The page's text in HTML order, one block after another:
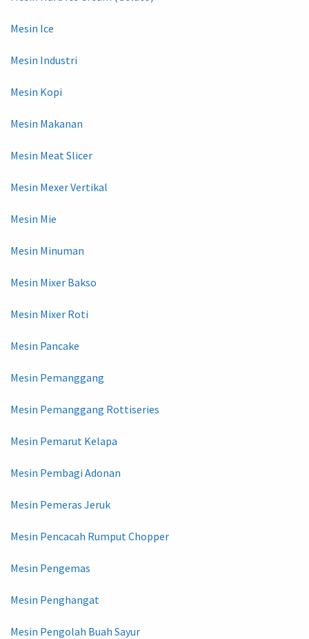
Mesin Ice
Mesin Industri
Mesin Kopi
Mesin Makanan
Mesin Meat Slicer
Mesin Mexer Vertikal
Mesin Mie
Mesin Minuman
Mesin Mixer Bakso
Mesin Mixer Roti
Mesin Pancake
Mesin Pemanggang
Mesin Pemanggang Rottiseries
Mesin Pemarut Kelapa
Mesin Pembagi Adonan
Mesin Pemeras Jeruk
Mesin Pencacah Rumput Chopper
Mesin Pengemas
Mesin Penghangat
Mesin Pengolah Buah Sayur